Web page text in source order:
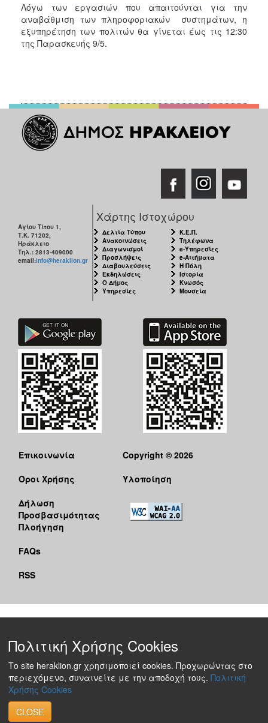
Λόγω των εργασιών που απαιτούνται για την
αναβάθμιση των πληροφοριακών συστημάτων, η
εξυπηρέτηση των πολιτών θα γίνεται έως τις 12:30
της Παρασκευής 9/5.
Αγίου Τίτου 1,
Τ.Κ. 71202,
Ηράκλειο
Τηλ.: 2813-409000
email:info@heraklion.gr
Χάρτης Ιστοχώρου
Δελτία Τύπου
Ανακοινώσεις
Διαγωνισμοί
Προσλήψεις
Διαβουλεύσεις
Εκδηλώσεις
Ο Δήμος
Υπηρεσίες
Κ.Ε.Π.
Τηλέφωνα
e-Υπηρεσίες
e-Αιτήματα
Η Πόλη
Ιστορία
Κνωσός
Μουσεία
Επικοινωνία
Όροι Χρήσης
Δήλωση
Προσβασιμότητας
Πλοήγηση
FAQs
RSS
Copyright © 2026
Υλοποίηση
Πολιτική Χρήσης Cookies
Το site heraklion.gr χρησιμοποιεί cookies. Προχωρώντας στο
περιεχόμενο, συναινείτε με την αποδοχή τους. Πολιτική
Χρήσης Cookies
CLOSE